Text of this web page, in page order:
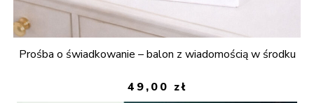
Prośba o świadkowanie – balon z wiadomością w środku
49,00 zł